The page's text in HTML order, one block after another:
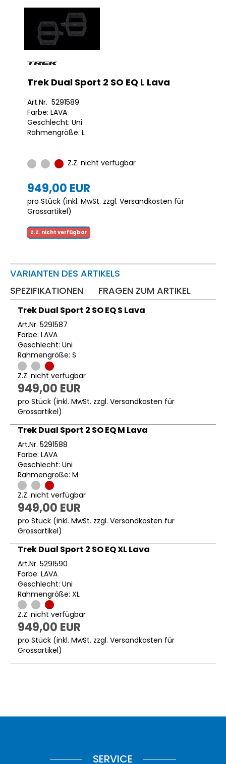
Trek Dual Sport 2 SO EQ L Lava
Art.Nr. 5291589
Farbe: LAVA
Geschlecht: Uni
Rahmengröße: L
Z.Z. nicht verfügbar
949,00 EUR
pro Stück (inkl. MwSt. zzgl. Versandkosten für
Grossartikel)
Z.Z. nicht verfügbar
VARIANTEN DES ARTIKELS
SPEZIFIKATIONEN
FRAGEN ZUM ARTIKEL
Trek Dual Sport 2 SO EQ S Lava
Art.Nr. 5291587
Farbe: LAVA
Geschlecht: Uni
Rahmengröße: S
Z.Z. nicht verfügbar
949,00 EUR
pro Stück (inkl. MwSt. zzgl. Versandkosten für
Grossartikel)
Trek Dual Sport 2 SO EQ M Lava
Art.Nr. 5291588
Farbe: LAVA
Geschlecht: Uni
Rahmengröße: M
Z.Z. nicht verfügbar
949,00 EUR
pro Stück (inkl. MwSt. zzgl. Versandkosten für
Grossartikel)
Trek Dual Sport 2 SO EQ XL Lava
Art.Nr. 5291590
Farbe: LAVA
Geschlecht: Uni
Rahmengröße: XL
Z.Z. nicht verfügbar
949,00 EUR
pro Stück (inkl. MwSt. zzgl. Versandkosten für
Grossartikel)
SERVICE